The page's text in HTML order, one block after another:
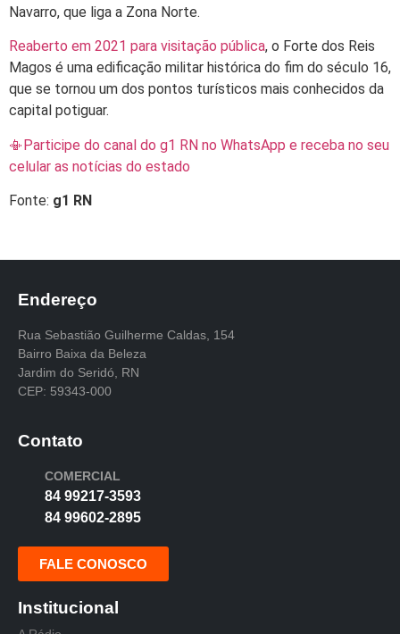
Navarro, que liga a Zona Norte.
Reaberto em 2021 para visitação pública, o Forte dos Reis
Magos é uma edificação militar histórica do fim do século 16,
que se tornou um dos pontos turísticos mais conhecidos da
capital potiguar.
📳Participe do canal do g1 RN no WhatsApp e receba no seu
celular as notícias do estado
Fonte: g1 RN
Endereço
Rua Sebastião Guilherme Caldas, 154
Bairro Baixa da Beleza
Jardim do Seridó, RN
CEP: 59343-000
Contato
COMERCIAL
84 99217-3593
84 99602-2895
FALE CONOSCO
Institucional